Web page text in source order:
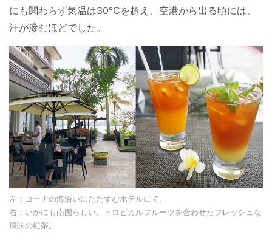
にも関わらず気温は30℃を超え、空港から出る頃には、
汗が滲むほどでした。
左：コーチの海沿いにたたずむホテルにて。
右：いかにも南国らしい、トロピカルフルーツを合わせたフレッシュな
風味の紅茶。